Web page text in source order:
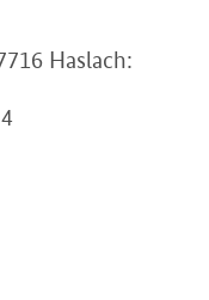
Haslach: